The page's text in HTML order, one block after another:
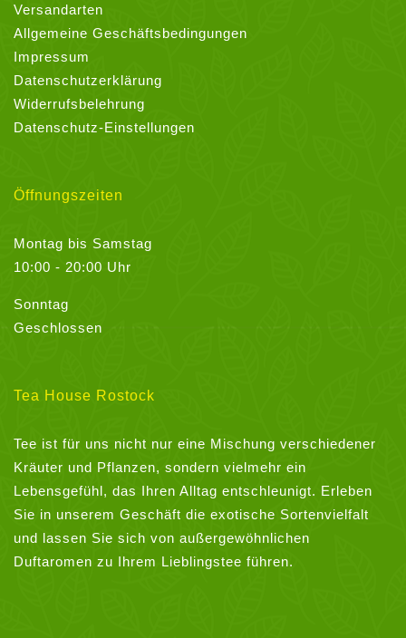
Versandarten
Allgemeine Geschäftsbedingungen
Impressum
Datenschutzerklärung
Widerrufsbelehrung
Datenschutz-Einstellungen
Öffnungszeiten
Montag bis Samstag
10:00 - 20:00 Uhr
Sonntag
Geschlossen
Tea House Rostock
Tee ist für uns nicht nur eine Mischung verschiedener
Kräuter und Pflanzen, sondern vielmehr ein
Lebensgefühl, das Ihren Alltag entschleunigt. Erleben
Sie in unserem Geschäft die exotische Sortenvielfalt
und lassen Sie sich von außergewöhnlichen
Duftaromen zu Ihrem Lieblingstee führen.